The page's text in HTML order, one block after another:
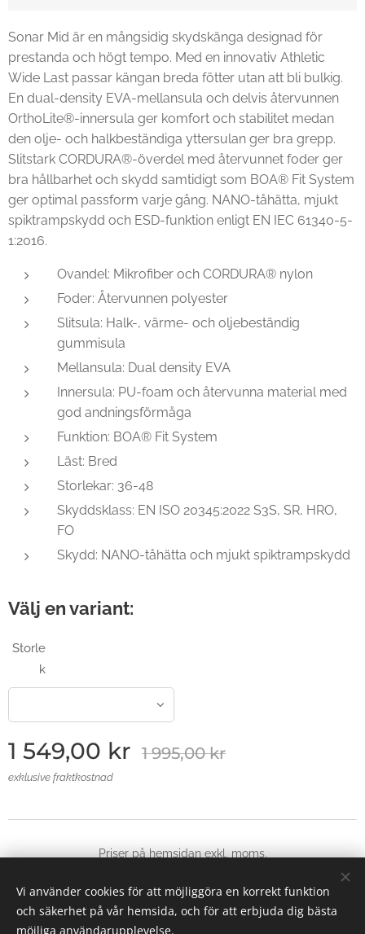
Sonar Mid är en mångsidig skydskänga designad för
prestanda och högt tempo. Med en innovativ Athletic
Wide Last passar kängan breda fötter utan att bli bulkig.
En dual-density EVA-mellansula och delvis återvunnen
OrthoLite®-innersula ger komfort och stabilitet medan
den olje- och halkbeständiga yttersulan ger bra grepp.
Slitstark CORDURA®-överdel med återvunnet foder ger
bra hållbarhet och skydd samtidigt som BOA® Fit System
ger optimal passform varje gång. NANO-tåhätta, mjukt
spiktrampskydd och ESD-funktion enligt EN IEC 61340-5-
1:2016.
Ovandel: Mikrofiber och CORDURA® nylon
Foder: Återvunnen polyester
Slitsula: Halk-, värme- och oljebeständig
gummisula
Mellansula: Dual density EVA
Innersula: PU-foam och återvunna material med
god andningsförmåga
Funktion: BOA® Fit System
Läst: Bred
Storlekar: 36-48
Skyddsklass: EN ISO 20345:2022 S3S, SR, HRO,
FO
Skydd: NANO-tåhätta och mjukt spiktrampskydd
Välj en variant:
Storle
k
1 549,00 kr 1 995,00kr
exklusive fraktkostnad
Priser på hemsidan exkl, moms.
Webnode
Vi använder cookies för att möjliggöra en korrekt funktion
och säkerhet på vår hemsida, och för att erbjuda dig bästa
möjliga användarupplevelse.